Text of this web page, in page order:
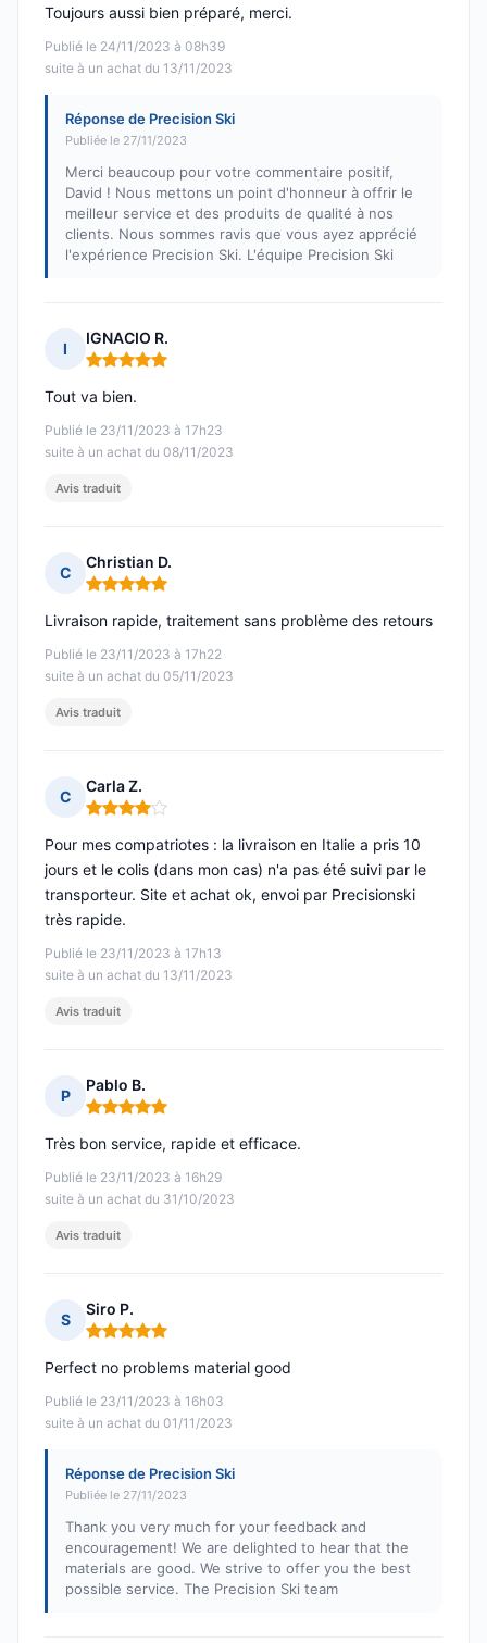
Publié le 24/11/2023 à 08h39
suite à un achat du 13/11/2023
Toujours aussi bien préparé, merci.
Réponse de Precision Ski
Publiée le 27/11/2023
Merci beaucoup pour votre commentaire positif,
David ! Nous mettons un point d'honneur à offrir le
meilleur service et des produits de qualité à nos
clients. Nous sommes ravis que vous ayez apprécié
l'expérience Precision Ski. L'équipe Precision Ski
I
IGNACIO R.
Note : 5 sur 5
Publié le 23/11/2023 à 17h23
suite à un achat du 08/11/2023
Tout va bien.
Avis traduit
C
Christian D.
Note : 5 sur 5
Publié le 23/11/2023 à 17h22
suite à un achat du 05/11/2023
Livraison rapide, traitement sans problème des retours
Avis traduit
C
Carla Z.
Note : 4 sur 5
Publié le 23/11/2023 à 17h13
suite à un achat du 13/11/2023
Pour mes compatriotes : la livraison en Italie a pris 10
jours et le colis (dans mon cas) n'a pas été suivi par le
transporteur. Site et achat ok, envoi par Precisionski
très rapide.
Avis traduit
P
Pablo B.
Note : 5 sur 5
Publié le 23/11/2023 à 16h29
suite à un achat du 31/10/2023
Très bon service, rapide et efficace.
Avis traduit
S
Siro P.
Note : 5 sur 5
Publié le 23/11/2023 à 16h03
suite à un achat du 01/11/2023
Perfect no problems material good
Réponse de Precision Ski
Publiée le 27/11/2023
Thank you very much for your feedback and
encouragement! We are delighted to hear that the
materials are good. We strive to offer you the best
possible service. The Precision Ski team